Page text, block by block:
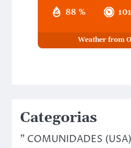
88 %
Weather from
Categorias
" COMUNIDADES